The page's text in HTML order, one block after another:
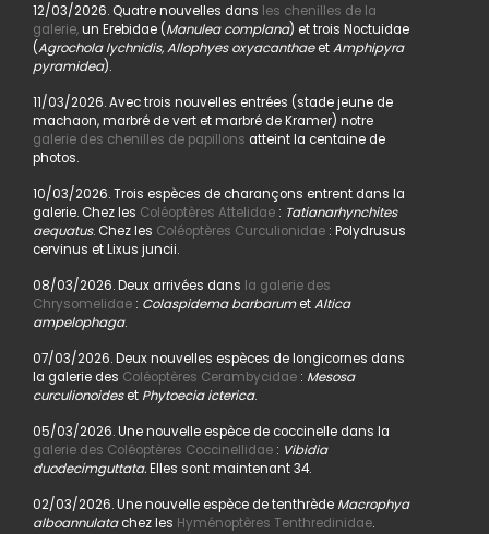
12/03/2026. Quatre nouvelles dans les chenilles de la
galerie,un Erebidae (Manulea complana) et trois Noctuidae
(Agrochola lychnidis, Allophyes oxyacanthaeetAmphipyra
pyramidea).
11/03/2026. Avec trois nouvelles entrées (stade jeune de
machaon, marbré de vert et marbré de Kramer) notre
galerie des chenilles de papillons atteint la centaine de
photos.
10/03/2026. Trois espèces de charançons entrent dans la
galerie. Chez les Coléoptères Attelidae: Tatianarhynchites
aequatus. Chez les Coléoptères Curculionidae: Polydrusus
cervinus et Lixus juncii.
08/03/2026. Deux arrivées dans la galerie des
Chrysomelidae: Colaspidema barbarumetAltica
ampelophaga.
07/03/2026. Deux nouvelles espèces de longicornes dans
la galerie des Coléoptères Cerambycidae: Mesosa
curculionoideset Phytoecia icterica.
05/03/2026. Une nouvelle espèce de coccinelle dans la
galerie des Coléoptères Coccinellidae: Vibidia
duodecimguttata.Elles sont maintenant 34.
02/03/2026. Une nouvelle espèce de tenthrède Macrophya
alboannulatachez les Hyménoptères Tenthredinidae.